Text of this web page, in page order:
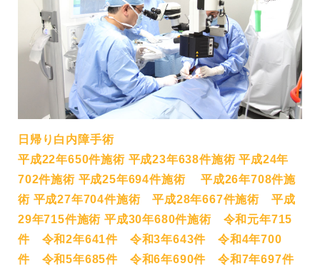
日帰り白内障手術
平成22年650件施術 平成23年638件施術 平成24年
702件施術 平成25年694件施術 平成26年708件施
術 平成27年704件施術 平成28年667件施術 平成
29年715件施術 平成30年680件施術 令和元年715
件 令和2年641件 令和3年643件 令和4年700
件 令和5年685件 令和6年690件 令和7年697件